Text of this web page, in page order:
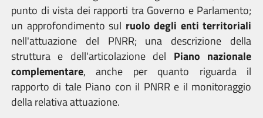
punto di vista dei rapporti tra Governo e Parlamento;
un approfondimento sul ruolo degli enti territoriali
nell'attuazione del PNRR; una descrizione della
struttura e dell'articolazione del Piano nazionale
complementare, anche per quanto riguarda il
rapporto di tale Piano con il PNRR e il monitoraggio
della relativa attuazione.